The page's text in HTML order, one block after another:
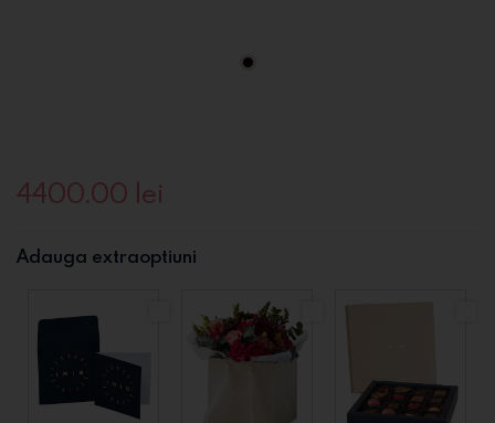
4400.00 lei
Adauga extraoptiuni